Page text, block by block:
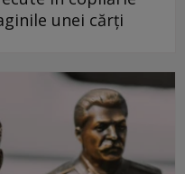
unei cărți